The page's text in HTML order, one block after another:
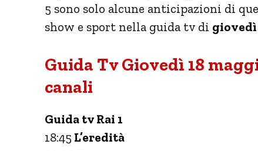
5 sono solo alcune anticipazioni di
show e sport nella guida tv di giovedì
Guida Tv Giovedì 18
canali
Guida tv Rai 1
18:45 L’eredità